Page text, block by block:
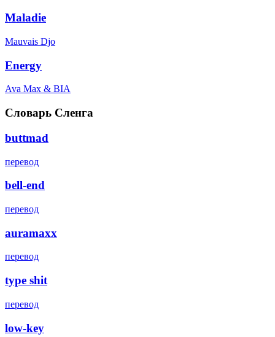
Maladie
Mauvais Djo
Energy
Ava Max & BIA
Словарь Сленга
buttmad
перевод
bell-end
перевод
auramaxx
перевод
type shit
перевод
low-key